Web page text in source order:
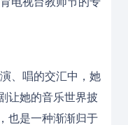
、唱的交汇中，她
让她的音乐世界披
也是一种渐渐归于